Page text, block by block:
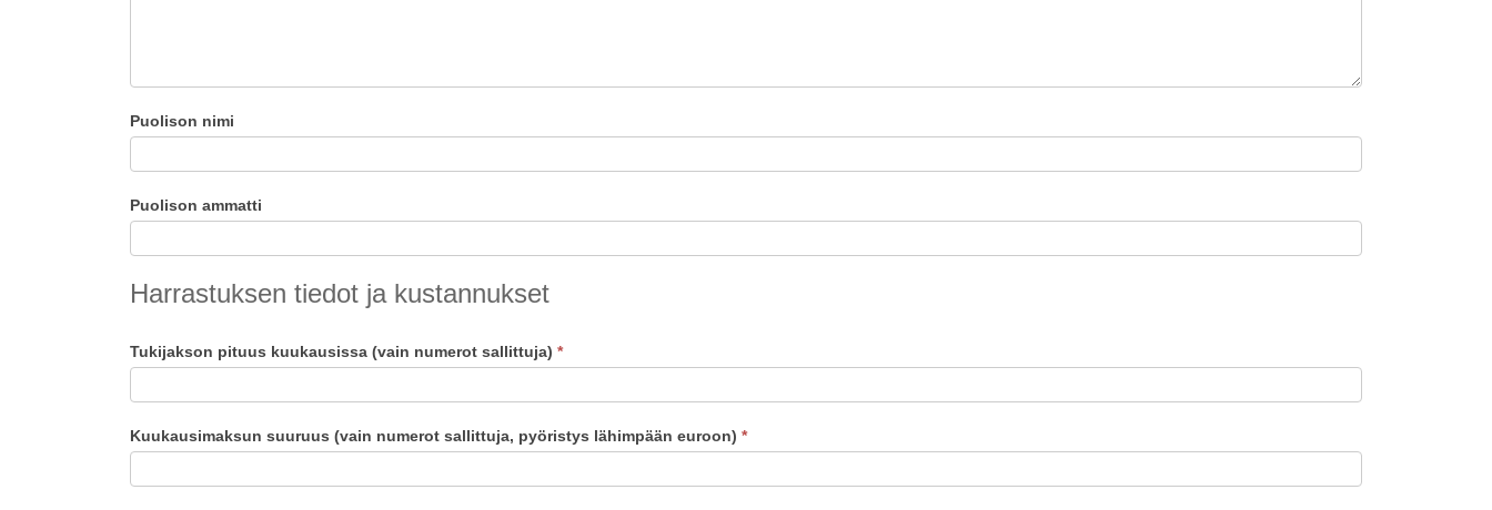
Puolison nimi
Puolison ammatti
Harrastuksen tiedot ja kustannukset
Tukijakson pituus kuukausissa (vain numerot sallittuja) *
Kuukausimaksun suuruus (vain numerot sallittuja, pyöristys lähimpään euroon) *